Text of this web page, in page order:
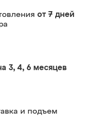
от 7 дней
3, 4, 6 месяцев
и подъем